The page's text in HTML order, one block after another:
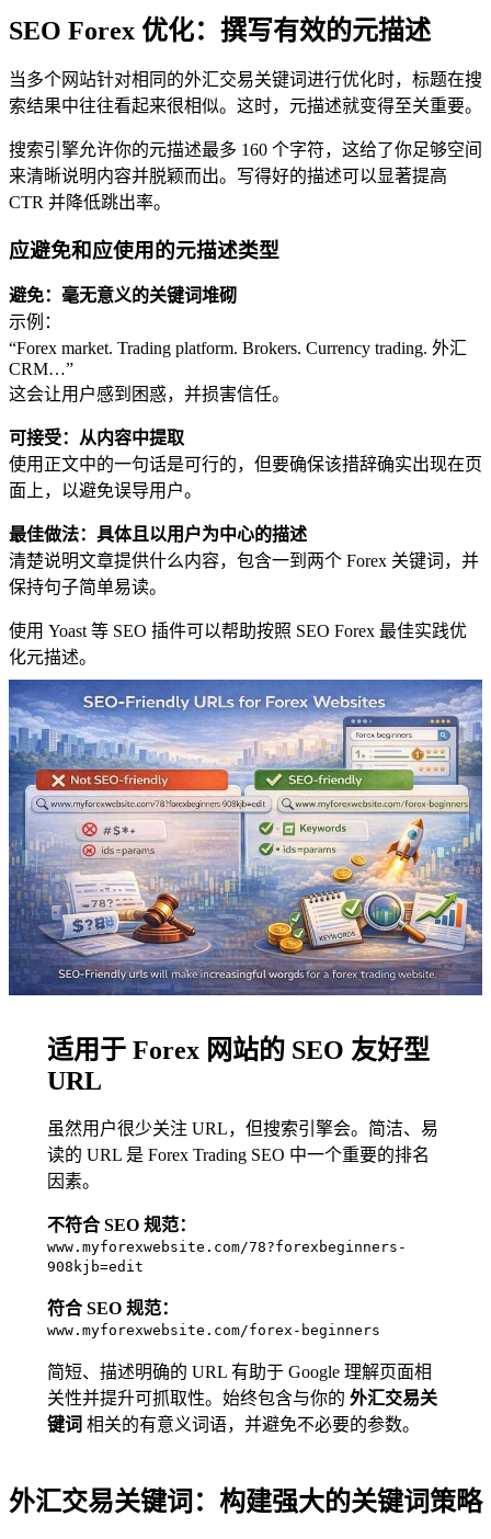
SEO Forex 优化：撰写有效的元描述
当多个网站针对相同的外汇交易关键词进行优化时，标题在搜
索结果中往往看起来很相似。这时，元描述就变得至关重要。
搜索引擎允许你的元描述最多 160 个字符，这给了你足够空间
来清晰说明内容并脱颖而出。写得好的描述可以显著提高
CTR 并降低跳出率。
应避免和应使用的元描述类型
避免：毫无意义的关键词堆砌
示例：
“Forex market. Trading platform. Brokers. Currency trading. 外汇
CRM…”
这会让用户感到困惑，并损害信任。
可接受：从内容中提取
使用正文中的一句话是可行的，但要确保该措辞确实出现在页
面上，以避免误导用户。
最佳做法：具体且以用户为中心的描述
清楚说明文章提供什么内容，包含一到两个 Forex 关键词，并
保持句子简单易读。
使用 Yoast 等 SEO 插件可以帮助按照 SEO Forex 最佳实践优
化元描述。
适用于 Forex 网站的 SEO 友好型
URL
虽然用户很少关注 URL，但搜索引擎会。简洁、易
读的 URL 是 Forex Trading SEO 中一个重要的排名
因素。
不符合 SEO 规范：
www.myforexwebsite.com/78?forexbeginners-
908kjb=edit
符合 SEO 规范：
www.myforexwebsite.com/forex-beginners
简短、描述明确的 URL 有助于 Google 理解页面相
关性并提升可抓取性。始终包含与你的 外汇交易关
键词 相关的有意义词语，并避免不必要的参数。
外汇交易关键词：构建强大的关键词策略